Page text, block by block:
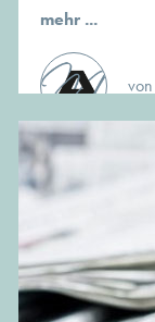
mehr ...